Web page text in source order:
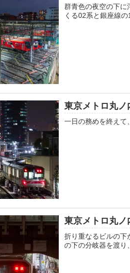
群青色の夜空の下に
くる02系と銀座線の
東京メトロ丸ノ
一日の務めを終えて
東京メトロ丸ノ
折り重なるビルの下
の下の分岐器を渡り